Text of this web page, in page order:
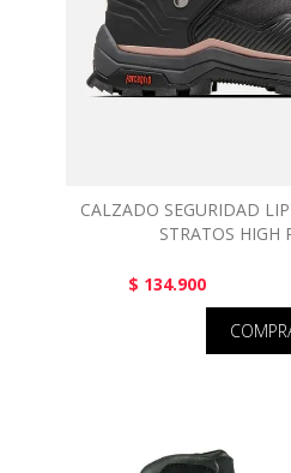
CALZADO SEGURIDAD
STRATOS HIGH
$ 134.900